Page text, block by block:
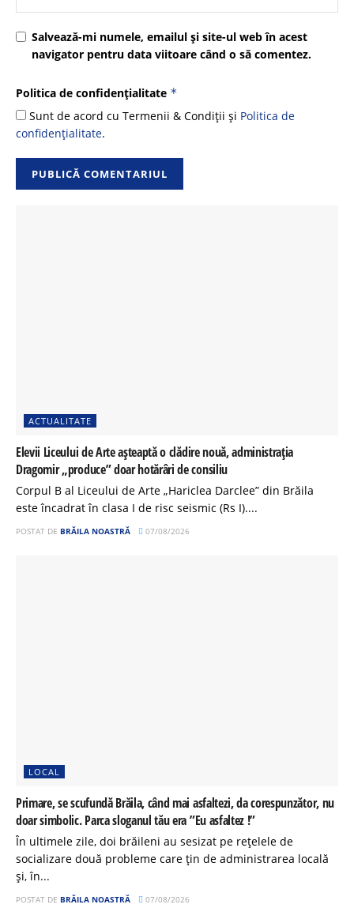
Salvează-mi numele, emailul și site-ul web în acest
navigator pentru data viitoare când o să comentez.
Politica de confidențialitate *
Sunt de acord cu Termenii & Condiții și Politica de
confidențialitate.
ACTUALITATE
Elevii Liceului de Arte așteaptă o clădire nouă, administrația
Dragomir „produce” doar hotărâri de consiliu
Corpul B al Liceului de Arte „Hariclea Darclee” din Brăila
este încadrat în clasa I de risc seismic (Rs I)....
POSTAT DE BRĂILA NOASTRĂ 07/08/2026
LOCAL
Primare, se scufundă Brăila, când mai asfaltezi, da corespunzător, nu
doar simbolic. Parca sloganul tău era ”Eu asfaltez !”
În ultimele zile, doi brăileni au sesizat pe rețelele de
socializare două probleme care țin de administrarea locală
și, în...
POSTAT DE BRĂILA NOASTRĂ 07/08/2026